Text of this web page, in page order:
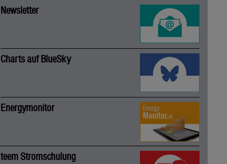
Newsletter
Charts auf BlueSky
Energymonitor
teem Stromschulung